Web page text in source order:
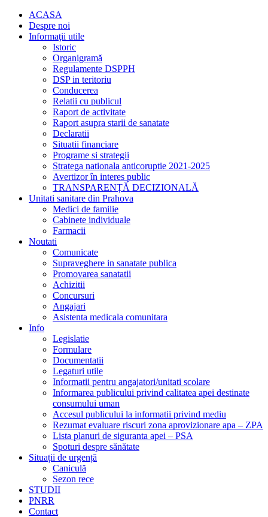
ACASA
Despre noi
Informaţii utile
Istoric
Organigramă
Regulamente DSPPH
DSP in teritoriu
Conducerea
Relatii cu publicul
Raport de activitate
Raport asupra starii de sanatate
Declaratii
Situatii financiare
Programe si strategii
Stratega nationala anticoruptie 2021-2025
Avertizor în interes public
TRANSPARENȚĂ DECIZIONALĂ
Unitati sanitare din Prahova
Medici de familie
Cabinete individuale
Farmacii
Noutati
Comunicate
Supraveghere in sanatate publica
Promovarea sanatatii
Achizitii
Concursuri
Angajari
Asistenta medicala comunitara
Info
Legislatie
Formulare
Documentatii
Legaturi utile
Informatii pentru angajatori/unitati scolare
Informarea publicului privind calitatea apei destinate
consumului uman
Accesul publicului la informatii privind mediu
Rezumat evaluare riscuri zona aprovizionare apa – ZPA
Lista planuri de siguranta apei – PSA
Spoturi despre sănătate
Situații de urgență
Caniculă
Sezon rece
STUDII
PNRR
Contact